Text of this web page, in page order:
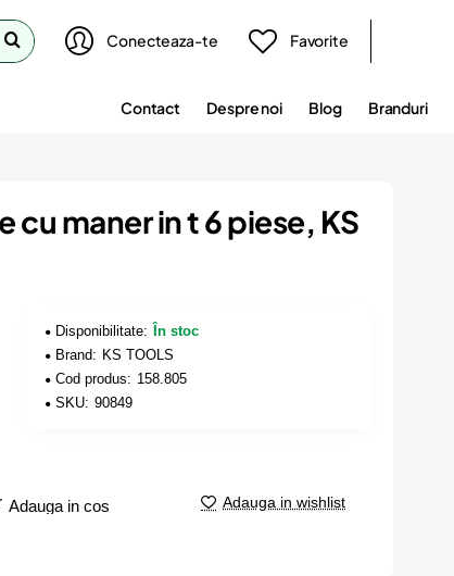
Conecteaza-te Favorite
Contact Despre noi Blog Branduri
cu maner in t 6 piese, KS
Disponibilitate:
În stoc
Brand: KS TOOLS
Cod produs: 158.805
SKU: 90849
Adauga in cos Adauga in wishlist